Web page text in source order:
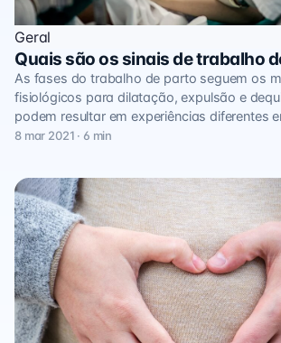
Geral
Quais são os sinais de trabalho
As fases do trabalho de parto seguem os
fisiológicos para dilatação, expulsão e
podem resultar em experiências diferentes
8 mar 2021 · 6 min